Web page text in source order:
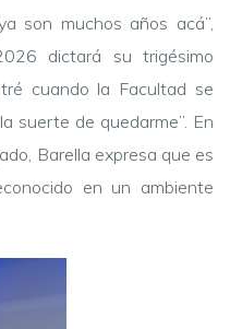
son muchos años acá”,
dictará su trigésimo
cuando la Facultad se
suerte de quedarme”. En
Barella expresa que es
en un ambiente